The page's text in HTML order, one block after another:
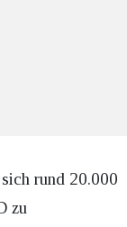
rund 20.000
zu